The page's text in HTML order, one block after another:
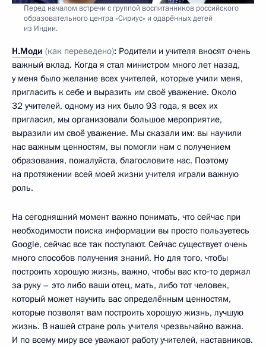
Перед началом встречи с группой воспитанников российского
образовательного центра «Сириус» и одарённых детей
из Индии.
Н.Моди (как переведено): Родители и учителя вносят очень
важный вклад. Когда я стал министром много лет назад,
у меня было желание всех учителей, которые учили меня,
пригласить к себе и выразить им своё уважение. Около
32 учителей, одному из них было 93 года, я всех их
пригласил, мы организовали большое мероприятие,
выразили им своё уважение. Мы сказали им: вы научили
нас важным ценностям, вы помогли нам с получением
образования, пожалуйста, благословите нас. Поэтому
на протяжении всей моей жизни учителя играли важную
роль.
На сегодняшний момент важно понимать, что сейчас при
необходимости поиска информации вы просто пользуетесь
Google, сейчас все так поступают. Сейчас существует очень
много способов получения знаний. Но для того, чтобы
построить хорошую жизнь, важно, чтобы вас кто‑то держал
за руку – это либо ваши отец, мать, либо тот человек,
который может научить вас определённым ценностям,
которые позволят вам построить хорошую жизнь, лучшую
жизнь. В нашей стране роль учителя чрезвычайно важна.
И по всему миру все уважают работу учителей, наставников.